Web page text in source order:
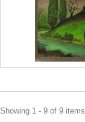
Showing 1 - 9 of 9 items